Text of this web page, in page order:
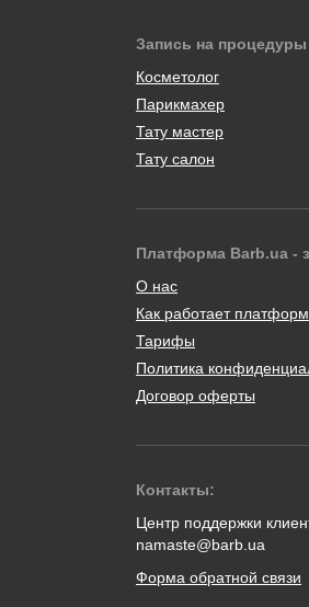
Запись на
Косметолог
Парикмахер
Тату мастер
Тату салон
Платформа Barb.ua -
О нас
Как работает
Тарифы
Политика
Договор оферты
Контакты:
Центр поддержки
namaste@barb.ua
Форма обратной связи